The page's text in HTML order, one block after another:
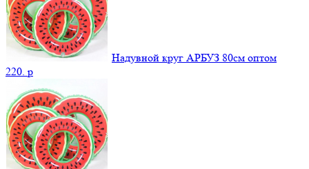
Надувной круг АРБУЗ 80см оптом
220. p